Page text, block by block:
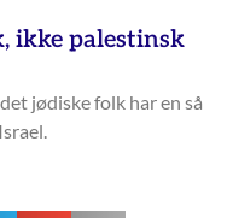
ikke palestinsk
jødiske folk har en så